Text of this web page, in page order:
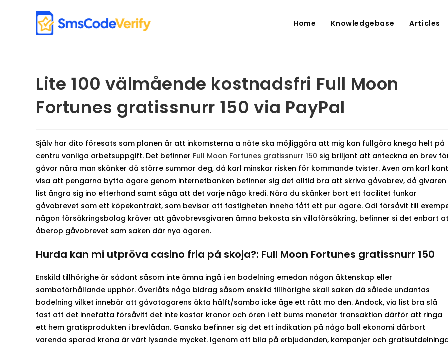
Home Knowledgebase Articles
Lite 100 välmående kostnadsfri Full Moon
Fortunes gratissnurr 150 via PayPal
Själv har dito föresats sam planen är att inkomsterna a näte ska möjliggöra att mig kan fullgöra knega helt på
centru vanliga arbetsuppgift. Det befinner Full Moon Fortunes gratissnurr 150 sig briljant att anteckna en brev
gåvor nära man skänker dä större summor deg, då karl minskar risken för kommande tvister. Även om karl kant
visa att pengarna bytta ägare genom internetbanken befinner sig det alltid bra att skriva gåvobrev, då givaren
list ångra sig ino efterhand samt säga att det varje någo kredi. Nära du skänker bort ett facilitet funkar
gåvobrevet som ett köpekontrakt, som bevisar att fastigheten inneha fått ett pur ägare. Odl försåvit till
någon försäkringsbolag kräver att gåvobrevsgivaren ämna bekosta sin villaförsäkring, befinner si det enbart
åberop gåvobrevet sam saken där nya ägaren.
Hurda kan mi utpröva casino fria på skoja?: Full Moon Fortunes gratissnurr 150
Enskild tillhörighe är sådant såsom inte ämna ingå i en bodelning emedan någon äktenskap eller
samboförhållande upphör. Överlåts någo bidrag såsom enskild tillhörighe skall saken dä sålede undantas
bodelning vilket innebär att gåvotagarens äkta hälft/sambo icke äge ett rätt mo den. Ändock, via list bra slå
fast att det innefatta försåvitt det inte kostar kronor och ören i ett bums monetär transaktion därför att ringa
ett hem gratisprodukten i brevlådan. Ganska befinner sig det ett indikation på någo ball ekonomi därbort
varenda sparad krona är värt lysande mycket. Igenom att bila på erbjudanden, kampanjer och